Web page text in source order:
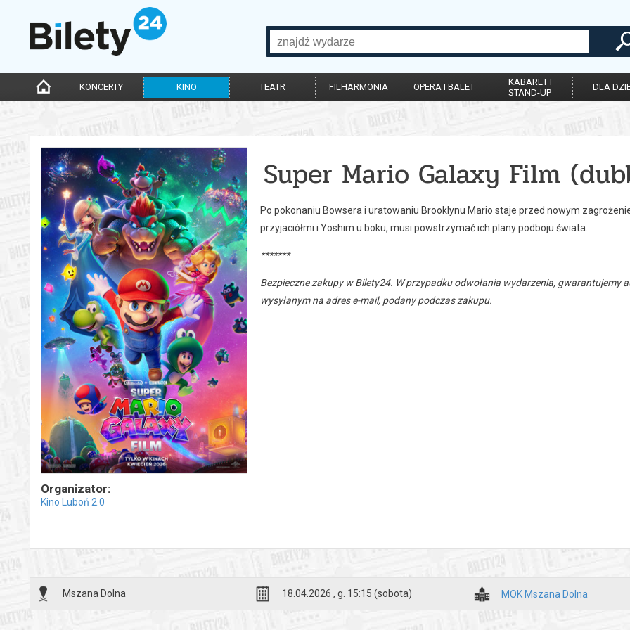
KONCERTY KINO TEATR FILHARMONIA OPERA I BALET
KABARET I
STAND-UP
DLA
Organizator:
Kino Luboń 2.0
Super Mario Galaxy Film
Po pokonaniu Bowsera i uratowaniu Brooklynu Mario staje przed nowym
przyjaciółmi i Yoshim u boku, musi powstrzymać ich plany podboju świata.
*******
Bezpieczne zakupy w Bilety24. W przypadku odwołania wydarzenia,
wysyłanym na adres e-mail, podany podczas zakupu.
Mszana Dolna 18.04.2026 , g. 15:15 (sobota) MOK Mszana Dolna